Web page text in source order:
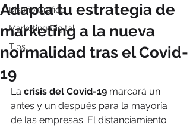
Diseño Gráfico
Marketing Digital
Tips
Adapta tu estrategia de
marketing a la nueva
normalidad tras el Covid-
19
La crisis del Covid-19 marcará un
antes y un después para la mayoría
de las empresas. El distanciamiento